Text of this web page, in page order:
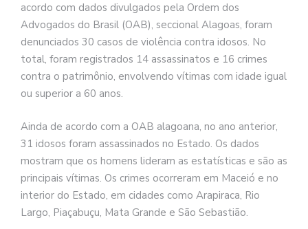
acordo com dados divulgados pela Ordem dos
Advogados do Brasil (OAB), seccional Alagoas, foram
denunciados 30 casos de violência contra idosos. No
total, foram registrados 14 assassinatos e 16 crimes
contra o patrimônio, envolvendo vítimas com idade igual
ou superior a 60 anos.
Ainda de acordo com a OAB alagoana, no ano anterior,
31 idosos foram assassinados no Estado. Os dados
mostram que os homens lideram as estatísticas e são as
principais vítimas. Os crimes ocorreram em Maceió e no
interior do Estado, em cidades como Arapiraca, Rio
Largo, Piaçabuçu, Mata Grande e São Sebastião.